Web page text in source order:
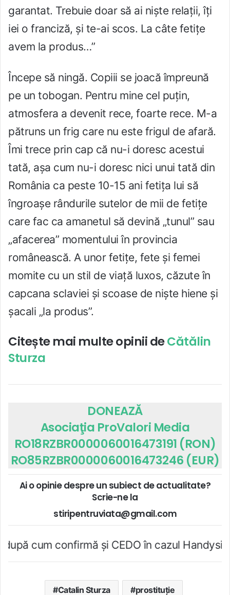
garantat. Trebuie doar să ai niște relații, îți
iei o franciză, și te-ai scos. La câte fetițe
avem la produs…”
Începe să ningă. Copiii se joacă împreună
pe un tobogan. Pentru mine cel puțin,
atmosfera a devenit rece, foarte rece. M-a
pătruns un frig care nu este frigul de afară.
Îmi trece prin cap că nu-i doresc acestui
tată, așa cum nu-i doresc nici unui tată din
România ca peste 10-15 ani fetița lui să
îngroașe rândurile sutelor de mii de fetițe
care fac ca amanetul să devină „tunul” sau
„afacerea” momentului în provincia
românească. A unor fetițe, fete și femei
momite cu un stil de viață luxos, căzute în
capcana sclaviei și scoase de niște hiene și
șacali „la produs”.
Citește mai multe opinii deCătălin
Sturza
DONEAZĂ
Asociaţia ProValori Media
RO18RZBR0000060016473191 (RON)
RO85RZBR0000060016473246 (EUR)
Ai o opinie despre un subiect de actualitate?
Scrie-ne la
stiripentruviata@gmail.com
şi CEDO în cazul Handyside vs.
Catalin Sturza prostituție